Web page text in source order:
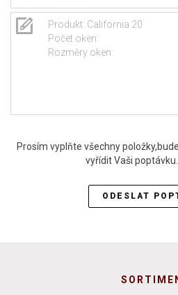
Prosím vyplňte všechny
vyřídit Vaši poptávku.